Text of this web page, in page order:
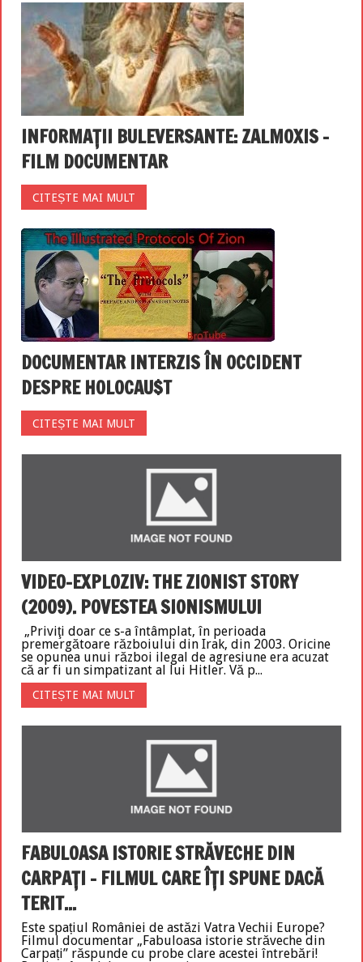
INFORMAȚII BULEVERSANTE: ZALMOXIS –
FILM DOCUMENTAR
CITEȘTE MAI MULT
DOCUMENTAR INTERZIS ÎN OCCIDENT
DESPRE H0L0CAU$T
CITEȘTE MAI MULT
VIDEO-EXPLOZIV: THE ZIONIST STORY
(2009). POVESTEA SIONISMULUI
„Priviţi doar ce s-a întâmplat, în perioada
premergătoare războiului din Irak, din 2003. Oricine
se opunea unui război ilegal de agresiune era acuzat
că ar fi un simpatizant al lui Hitler. Vă p...
CITEȘTE MAI MULT
FABULOASA ISTORIE STRĂVECHE DIN
CARPAŢI – FILMUL CARE ÎŢI SPUNE DACĂ
TERIT...
Este spațiul României de astăzi Vatra Vechii Europe?
Filmul documentar „Fabuloasa istorie străveche din
Carpați” răspunde cu probe clare acestei întrebări!